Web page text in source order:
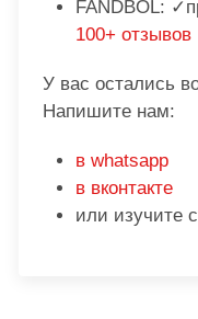
FANDBOL:
100+ отзывов
У вас остались
Напишите нам:
в whatsapp
в вконтакте
или изучите